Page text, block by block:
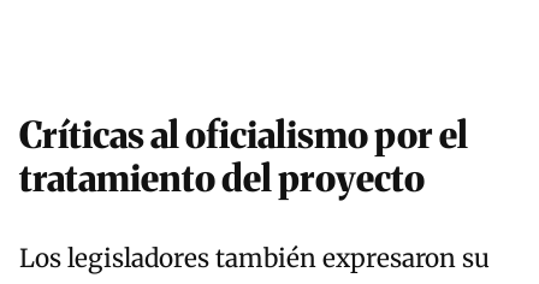
Críticas al oficialismo por el
tratamiento del proyecto
Los legisladores también expresaron su